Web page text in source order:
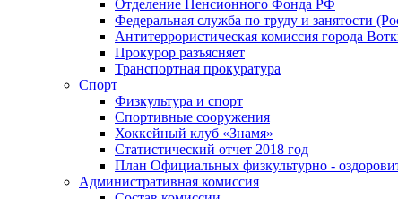
Отделение Пенсионного Фонда РФ
Федеральная служба по труду и занятости
Антитеррористическая комиссия города
Прокурор разъясняет
Транспортная прокуратура
Спорт
Физкультура и спорт
Спортивные сооружения
Хоккейный клуб «Знамя»
Статистический отчет 2018 год
План Официальных физкультурно -
Административная комиссия